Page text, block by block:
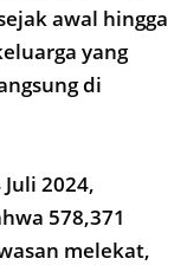
awal hingga
yang
di
2024,
578,371
melekat,